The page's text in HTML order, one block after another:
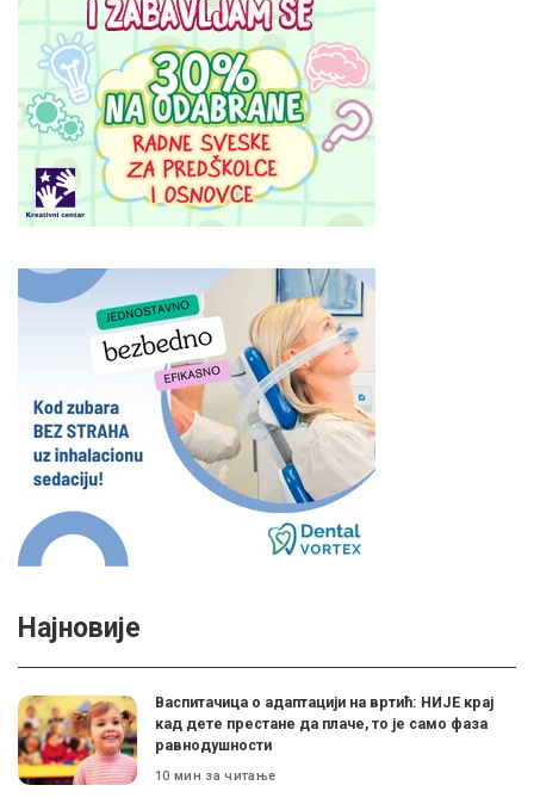
Најновије
Васпитачица о адаптацији на вртић: НИЈЕ крај
кад дете престане да плаче, то је само фаза
равнодушности
10 мин за читање